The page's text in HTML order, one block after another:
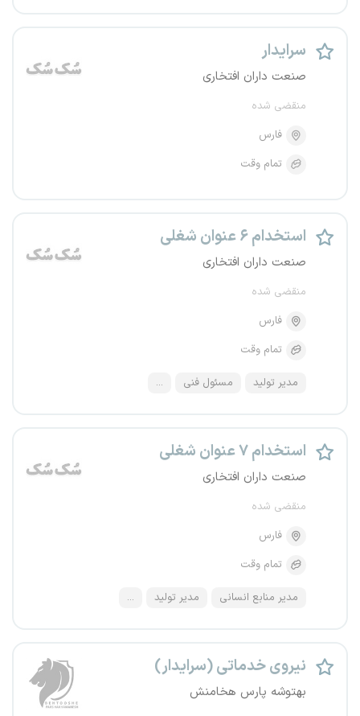
سرایدار
صنعت داران افتخاری
منقضی شده
فارس
تمام وقت
استخدام ۶ عنوان شغلی
صنعت داران افتخاری
منقضی شده
فارس
تمام وقت
مدیر تولید مسئول فنی ...
استخدام ۷ عنوان شغلی
صنعت داران افتخاری
منقضی شده
فارس
تمام وقت
مدیر منابع انسانی مدیر تولید ...
نیروی خدماتی (سرایدار)
بهتوشه پارس هخامنش